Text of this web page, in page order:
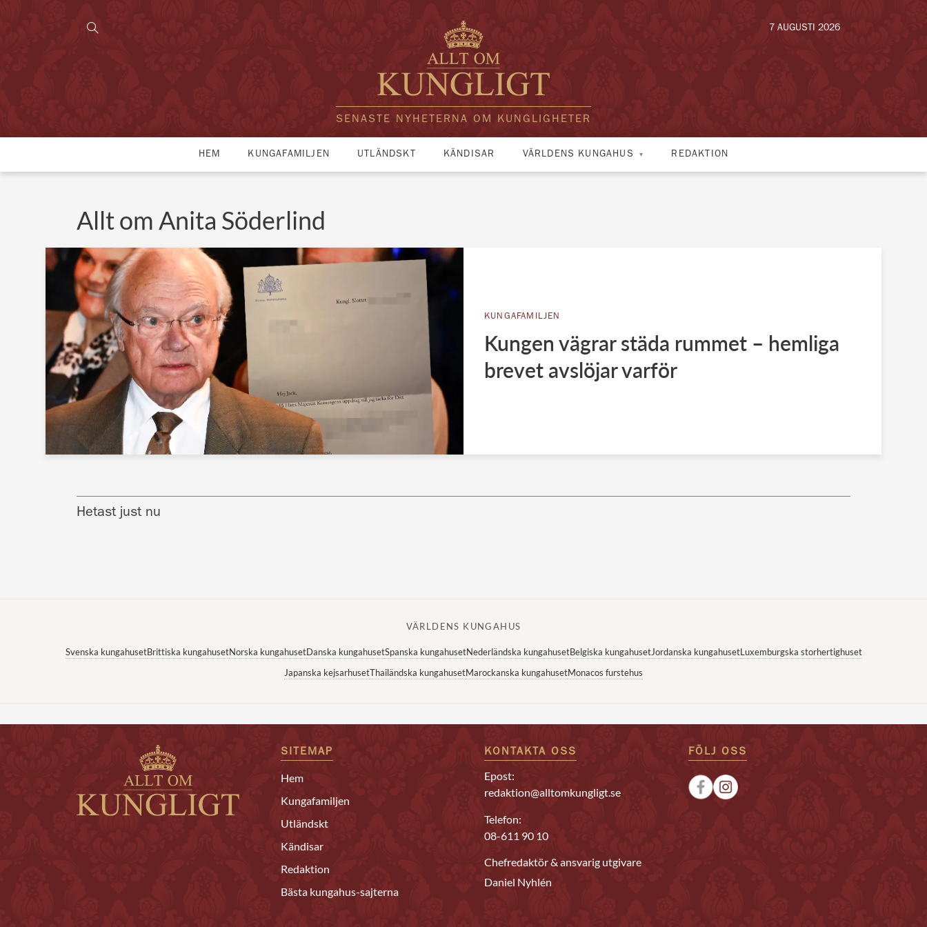
SENASTE NYHETERNA OM KUNGLIGHETER
7 AUGUSTI 2026
HEM KUNGAFAMILJEN UTLÄNDSKT KÄNDISAR VÄRLDENS KUNGAHUS REDAKTION
Allt om Anita Söderlind
KUNGAFAMILJEN
Kungen vägrar städa rummet – hemliga
brevet avslöjar varför
Hetast just nu
VÄRLDENS KUNGAHUS
Svenska kungahusetBrittiska kungahusetNorska kungahusetDanska kungahusetSpanska kungahusetNederländska kungahusetBelgiska kungahusetJordanska kungahusetLuxemburgska storhertighuset
Japanska kejsarhusetThailändska kungahusetMarockanska kungahusetMonacos furstehus
SITEMAP
Hem
Kungafamiljen
Utländskt
Kändisar
Redaktion
Bästa kungahus-sajterna
KONTAKTA OSS
Epost:
redaktion@alltomkungligt.se
Telefon:
08-611 90 10
Chefredaktör & ansvarig utgivare
Daniel Nyhlén
FÖLJ OSS